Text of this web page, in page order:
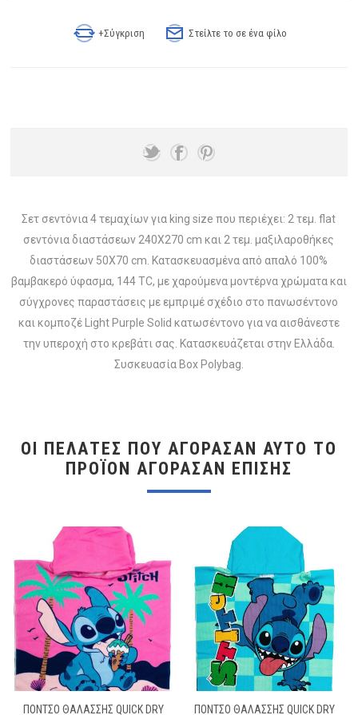
+Σύγκριση Στείλτε το σε ένα φίλο
Σετ σεντόνια 4 τεμαχίων για king size που περιέχει: 2 τεμ. flat
σεντόνια διαστάσεων 240X270 cm και 2 τεμ. μαξιλαροθήκες
διαστάσεων 50X70 cm. Κατασκευασμένα από απαλό 100%
βαμβακερό ύφασμα, 144 TC, με χαρούμενα μοντέρνα χρώματα και
σύγχρονες παραστάσεις με εμπριμέ σχέδιο στο πανωσέντονο
και κομποζέ Light Purple Solid κατωσέντονο για να αισθάνεστε
την υπεροχή στο κρεβάτι σας. Κατασκευάζεται στην Ελλάδα.
Συσκευασία Box Polybag.
ΟΙ ΠΕΛΆΤΕΣ ΠΟΥ ΑΓΌΡΑΣΑΝ ΑΥΤΌ ΤΟ
ΠΡΟΪΌΝ ΑΓΌΡΑΣΑΝ ΕΠΊΣΗΣ
ΠΌΝΤΣΟ ΘΑΛΆΣΣΗΣ QUICK DRY
ΠΌΝΤΣΟ ΘΑΛΆΣΣΗΣ QUICK DRY